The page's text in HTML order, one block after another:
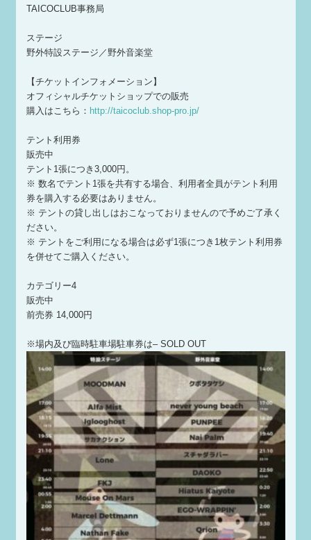
TAICOCLUB事務局
ステージ
野外特設ステージ／野外音楽堂
【チケットインフォメーション】
オフィシャルチケットショップでの販売
購入はこちら： http://taicoclub.shop-pro.jp/
テント利用券
販売中
テント1張につき3,000円。
※ 数名でテント1張を共有する場合、利用者全員がテント利用
券を購入する必要はありません。
※ テントの貸し出しはおこなっておりませんので予めご了承く
ださい。
※ テントをご利用になる場合は必ず1張につき1枚テント利用券
を併せてご購入ください。
カテゴリー4
販売中
前売券 14,000円
※場内及び臨時駐車場駐車券は– SOLD OUT